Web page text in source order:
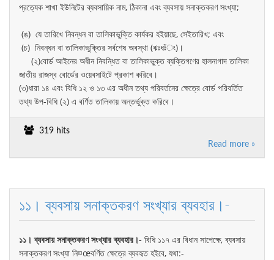
প্রত্যেক শাখা ইউনিটের ব্যবসায়িক নাম, ঠিকানা এবং ব্যবসায় সনাক্তকরণ সংখ্যা;
(ঙ) যে তারিখে নিবন্ধন বা তালিকাভুক্তি কার্যকর হইয়াছে, সেইতারিখ; এবং
(চ) নিবন্ধন বা তালিকাভুক্তির সর্বশেষ অবস্থা (ঝঃধঃঁং)।
(২)বোর্ড আইনের অধীন নিবন্ধিত বা তালিকাভুক্ত ব্যক্তিগণের হালনাগাদ তালিকা
জাতীয় রাজস্ব বোর্ডের ওয়েবসাইটে প্রকাশ করিবে।
(৩)ধারা ১৪ এবং বিধি ১২ ও ১৩ এর অধীন তথ্য পরিবর্তনের ক্ষেত্রে বোর্ড পরিবর্তিত
তথ্য উপ-বিধি (২) এ বর্ণিত তালিকায় অন্তর্ভুক্ত করিবে।
319 hits
Read more »
১১। ব্যবসায় সনাক্তকরণ সংখ্যার ব্যবহার।-
১১। ব্যবসায় সনাক্তকরণ সংখ্যার ব্যবহার।- বিধি ১১৭ এর বিধান সাপেক্ষে, ব্যবসায়
সনাক্তকরণ সংখ্যা নি¤œবর্ণিত ক্ষেত্রে ব্যবহৃত হইবে, যথা:-